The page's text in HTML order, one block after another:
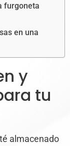
furgoneta
en una
y
tu
almacenado